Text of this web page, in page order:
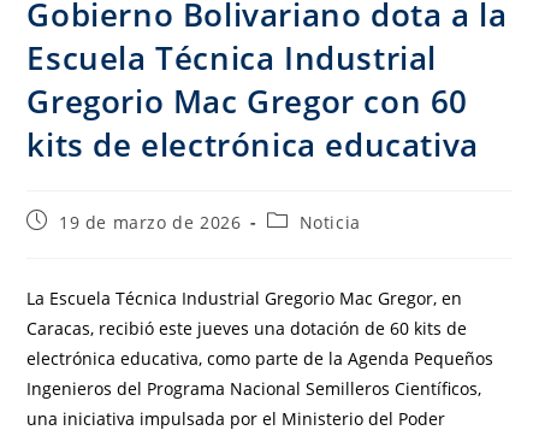
Gobierno Bolivariano dota a la
Escuela Técnica Industrial
Gregorio Mac Gregor con 60
kits de electrónica educativa
19 de marzo de 2026 Noticia
La Escuela Técnica Industrial Gregorio Mac Gregor, en
Caracas, recibió este jueves una dotación de 60 kits de
electrónica educativa, como parte de la Agenda Pequeños
Ingenieros del Programa Nacional Semilleros Científicos,
una iniciativa impulsada por el Ministerio del Poder